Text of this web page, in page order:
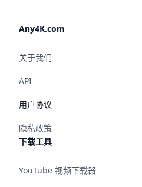
Any4K.com
关于我们
API
用户协议
隐私政策
下载工具
YouTube 视频下载器